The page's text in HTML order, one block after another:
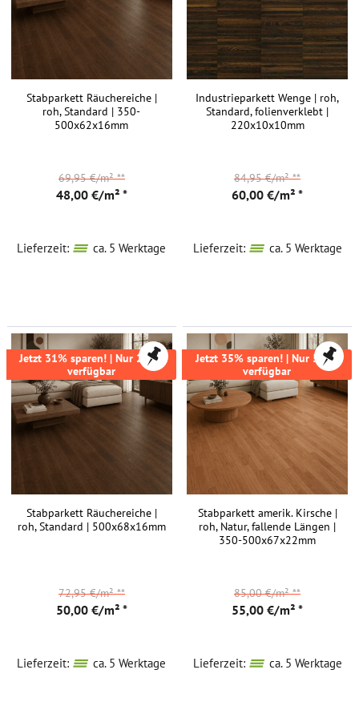
in
Einrichtungskonzept
einen
Upfloor
für
massives
Parkett
Upfloor
Parkett
Stabparkett,
Industrieparkett
Stabparkett Räuchereiche |
roh, Standard | 350-
500x62x16mm
48,00 €/m² *
69,95 €/m²**
Lieferzeit: ca. 5 Werktage
Industrieparkett Wenge | roh,
Standard, folienverklebt |
220x10x10mm
60,00 €/m² *
84,95 €/m²**
Lieferzeit: ca. 5 Werktage
Jetzt 31% sparen! | Nur 22m²
verfügbar
Stabparkett Räuchereiche |
roh, Standard | 500x68x16mm
50,00 €/m² *
72,95 €/m²**
Lieferzeit: ca. 5 Werktage
Jetzt 35% sparen! | Nur 53m²
verfügbar
Stabparkett amerik. Kirsche |
roh, Natur, fallende Längen |
350-500x67x22mm
55,00 €/m² *
85,00 €/m²**
Lieferzeit: ca. 5 Werktage